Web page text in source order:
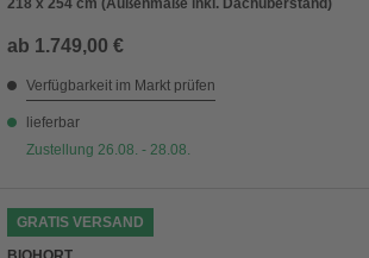
218 x 254 cm (Außenmaße inkl. Dachüberstand)
ab 1.749,00 €
Verfügbarkeit im Markt prüfen
lieferbar
Zustellung 26.08. - 28.08.
GRATIS VERSAND